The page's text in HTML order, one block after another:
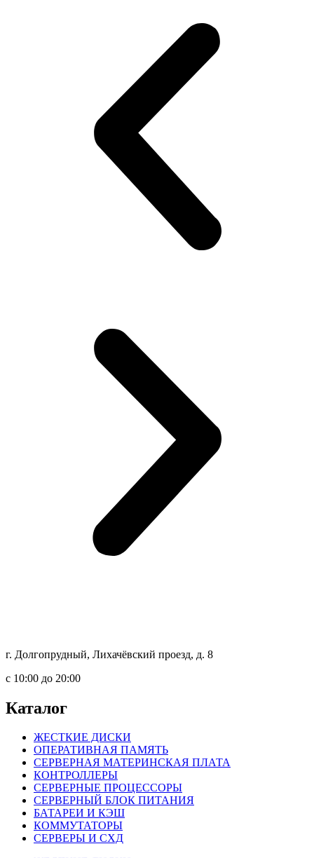
г. Долгопрудный, Лихачёвский проезд, д. 8
c 10:00 до 20:00
Каталог
ЖЕСТКИЕ ДИСКИ
ОПЕРАТИВНАЯ ПАМЯТЬ
СЕРВЕРНАЯ МАТЕРИНСКАЯ ПЛАТА
КОНТРОЛЛЕРЫ
СЕРВЕРНЫЕ ПРОЦЕССОРЫ
СЕРВЕРНЫЙ БЛОК ПИТАНИЯ
БАТАРЕИ И КЭШ
КОММУТАТОРЫ
СЕРВЕРЫ И СХД